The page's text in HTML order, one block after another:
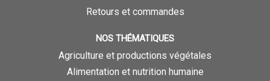
Retours et commandes
NOS THÉMATIQUES
Agriculture et productions végétales
Alimentation et nutrition humaine